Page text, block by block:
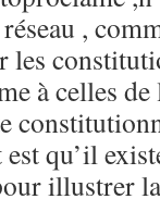
,
les
à celles
qu’il
illustrer